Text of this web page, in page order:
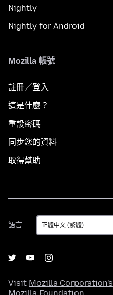
Nightly
Nightly for Android
Mozilla 帳號
註冊／登入
這是什麼？
重設密碼
同步您的資料
取得幫助
語言
語
言
Visit Mozilla Corporation's